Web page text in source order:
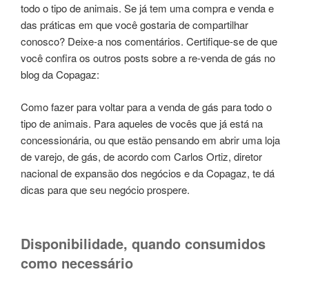
todo o tipo de animais. Se já tem uma compra e venda e
das práticas em que você gostaria de compartilhar
conosco? Deixe-a nos comentários. Certifique-se de que
você confira os outros posts sobre a re-venda de gás no
blog da Copagaz:
Como fazer para voltar para a venda de gás para todo o
tipo de animais. Para aqueles de vocês que já está na
concessionária, ou que estão pensando em abrir uma loja
de varejo, de gás, de acordo com Carlos Ortiz, diretor
nacional de expansão dos negócios e da Copagaz, te dá
dicas para que seu negócio prospere.
Disponibilidade, quando consumidos
como necessário